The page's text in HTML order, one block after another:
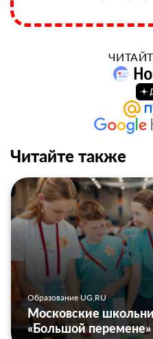
Читайте также
Образование UG.RU
Московские
«Большой перемене»